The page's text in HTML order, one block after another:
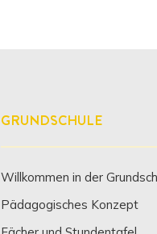
GRUNDSCHULE
Willkommen in der
Pädagogisches Konzept